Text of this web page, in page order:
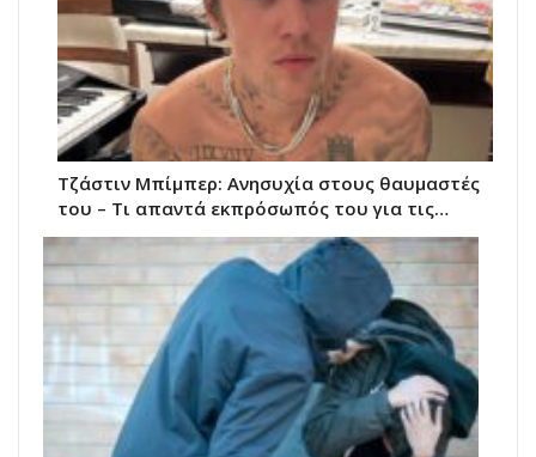
Τζάστιν Μπίμπερ: Ανησυχία στους θαυμαστές
του – Τι απαντά εκπρόσωπός του για τις…